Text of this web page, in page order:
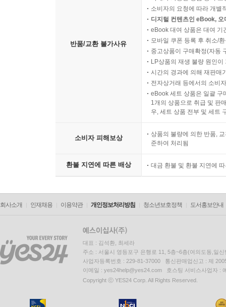
반품/교환 불가사유
소비자의 요청에 따라 개별
디지털 컨텐츠인 eBook,
eBook 대여 상품은 대여 기
모바일 쿠폰 등록 후 취소/
중고상품이 구매확정(자동
LP상품의 재생 불량 원인
시간의 경과에 의해 재판매
전자상거래 등에서의 소비
eBook 세트 상품은 일괄 구
1개의 상품으로 취급 및 판
우, 세트 상품 전부 및 세트
소비자 피해보상
상품의 불량에 의한 반품,
준하여 처리됨
환불 지연에 따른 배상 대금 환불 및 환불 지연에
회사소개 인재채용 이용약관 개인정보처리방침 청소년보호정책 도서홍보안내
대표 : 김석환, 최세라
주소 : 서울시 영등포구 은행로 11, 5층~6층(여의도동,일신
사업자등록번호 : 229-81-37000 통신판매업신고 : 제
이메일 : yes24help@yes24.com 호스팅 서비스사업자 :
Copyright ⓒ YES24 Corp. All Rights Reserved.